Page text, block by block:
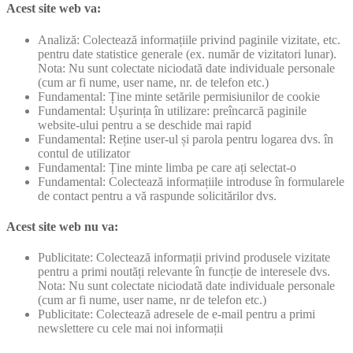
Acest site web va:
Analiză: Colectează informațiile privind paginile vizitate, etc.
pentru date statistice generale (ex. număr de vizitatori lunar).
Nota: Nu sunt colectate niciodată date individuale personale
(cum ar fi nume, user name, nr. de telefon etc.)
Fundamental: Ține minte setările permisiunilor de cookie
Fundamental: Ușurința în utilizare: preîncarcă paginile
website-ului pentru a se deschide mai rapid
Fundamental: Reține user-ul și parola pentru logarea dvs. în
contul de utilizator
Fundamental: Ține minte limba pe care ați selectat-o
Fundamental: Colectează informațiile introduse în formularele
de contact pentru a vă raspunde solicitărilor dvs.
Acest site web nu va:
Publicitate: Colectează informații privind produsele vizitate
pentru a primi noutăți relevante în funcție de interesele dvs.
Nota: Nu sunt colectate niciodată date individuale personale
(cum ar fi nume, user name, nr de telefon etc.)
Publicitate: Colectează adresele de e-mail pentru a primi
newslettere cu cele mai noi informații